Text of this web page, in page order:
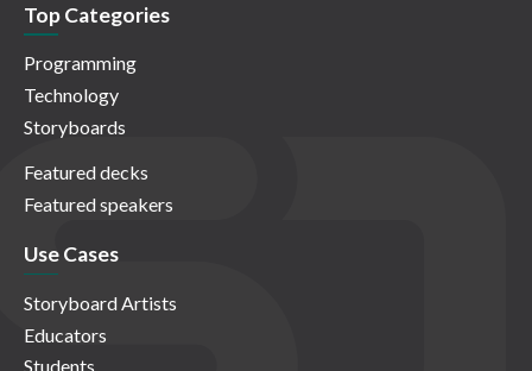
Top Categories
Programming
Technology
Storyboards
Featured decks
Featured speakers
Use Cases
Storyboard Artists
Educators
Students